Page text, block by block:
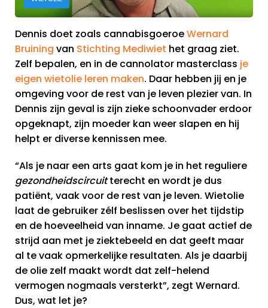
Dennis doet zoals cannabisgoeroeWernard
Bruining van Stichting Mediwiet het graag ziet.
Zelf bepalen, en in de cannolator masterclass je
eigen wietolie leren maken. Daar hebben jij en je
omgeving voor de rest van je leven plezier van. In
Dennis zijn geval is zijn zieke schoonvader erdoor
opgeknapt, zijn moeder kan weer slapen en hij
helpt er diverse kennissen mee.
“Als je naar een arts gaat kom je in het reguliere
gezondheidscircuitterecht en wordt je dus
patiënt, vaak voor de rest van je leven. Wietolie
laat de gebruiker zélf beslissen over het tijdstip
en de hoeveelheid van inname. Je gaat actief de
strijd aan met je ziektebeeld en dat geeft maar
al te vaak opmerkelijke resultaten. Als je daarbij
de olie zelf maakt wordt dat zelf-helend
vermogen nogmaals versterkt”, zegt Wernard.
Dus, wat let je?